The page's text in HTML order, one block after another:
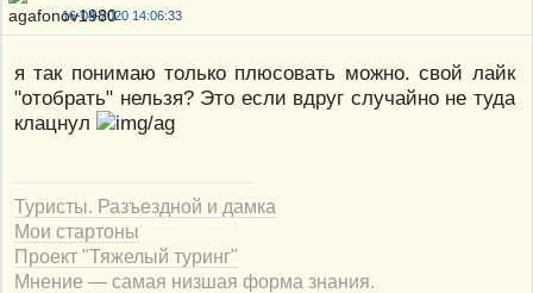
16-04-2020 14:06:33
я так понимаю только плюсовать можно. свой лайк
"отобрать" нельзя? Это если вдруг случайно не туда
клацнул
Туристы. Разъездной и дамка
Мои стартоны
Проект "Тяжелый туринг"
Мнение — самая низшая форма знания.